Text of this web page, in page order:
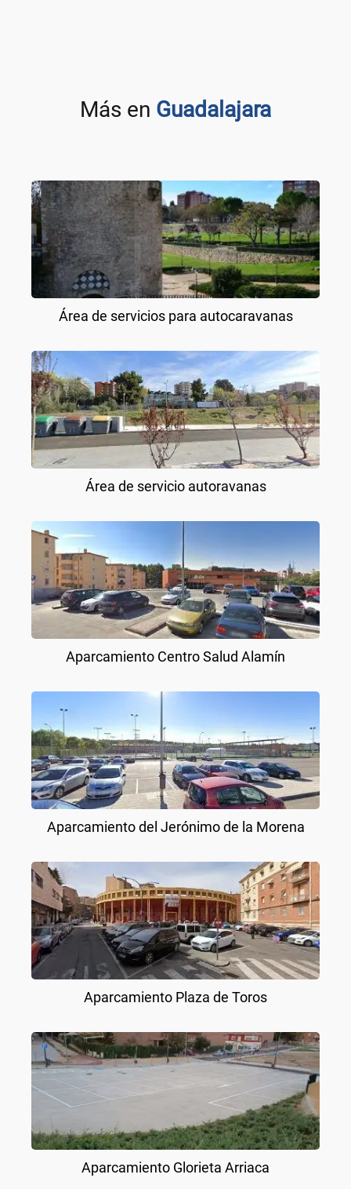
Más en Guadalajara
Área de servicios para autocaravanas
Área de servicio autoravanas
Aparcamiento Centro Salud Alamín
Aparcamiento del Jerónimo de la Morena
Aparcamiento Plaza de Toros
Aparcamiento Glorieta Arriaca